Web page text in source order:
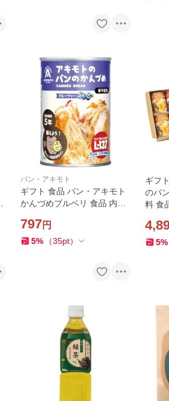
パン・アキモト
ギフト 食品 パン・アキモト
かんづめブルベリ 食品 内祝
供え 熨斗 のし対応
797円
5% （35pt）
ギフ
のパ
料 食
応
5%